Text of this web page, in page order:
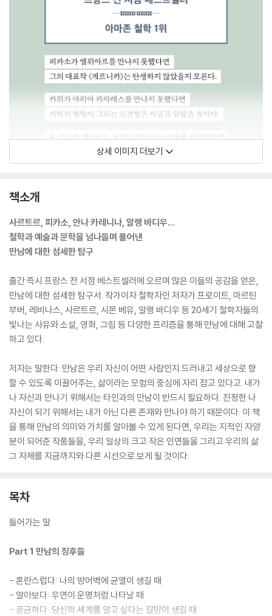
상세 이미지 더보기
책소개
사르트르, 피카소, 안나 카레니나, 알랭 바디우…
철학과 예술과 문학을 넘나들며 풀어낸
만남에 대한 섬세한 탐구
출간 즉시 프랑스 전 서점 베스트셀러에 오르며 많은 이들의 공감을 얻은,
만남에 대한 섬세한 탐구서. 작가이자 철학자인 저자가 프로이트, 마르틴
부버, 레비나스, 사르트르, 시몬 베유, 알랭 바디우 등 20세기 철학자들의
빛나는 사유와 소설, 영화, 그림 등 다양한 프리즘을 통해 만남에 대해 고찰
하고 있다.
저자는 말한다. 만남은 우리 자신이 어떤 사람인지 드러내고 세상으로 향
할 수 있도록 이끌어주는, 삶이라는 모험의 중심에 자리 잡고 있다고. 내가
나 자신과 만나기 위해서는 타인과의 만남이 반드시 필요하다. 진정한 나
자신이 되기 위해서는 내가 아닌 다른 존재와 만나야 하기 때문이다. 이 책
을 통해 만남의 의미와 가치를 알아볼 수 있게 된다면, 우리는 지적인 자양
분이 되어준 작품들을, 우리 일상의 크고 작은 인연들을 그리고 우리의 삶
그 자체를 지금까지와 다른 시선으로 보게 될 것이다.
목차
들어가는 말
Part 1 만남의 징후들
- 혼란스럽다: 나의 방어벽에 균열이 생길 때
- 알아보다: 우연이 운명처럼 나타날 때
- 궁금하다: 당신의 세계를 알고 싶다는 갈망이 생길 때